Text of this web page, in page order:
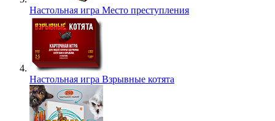
Настольная игра Место преступления
Настольная игра Взрывные котята